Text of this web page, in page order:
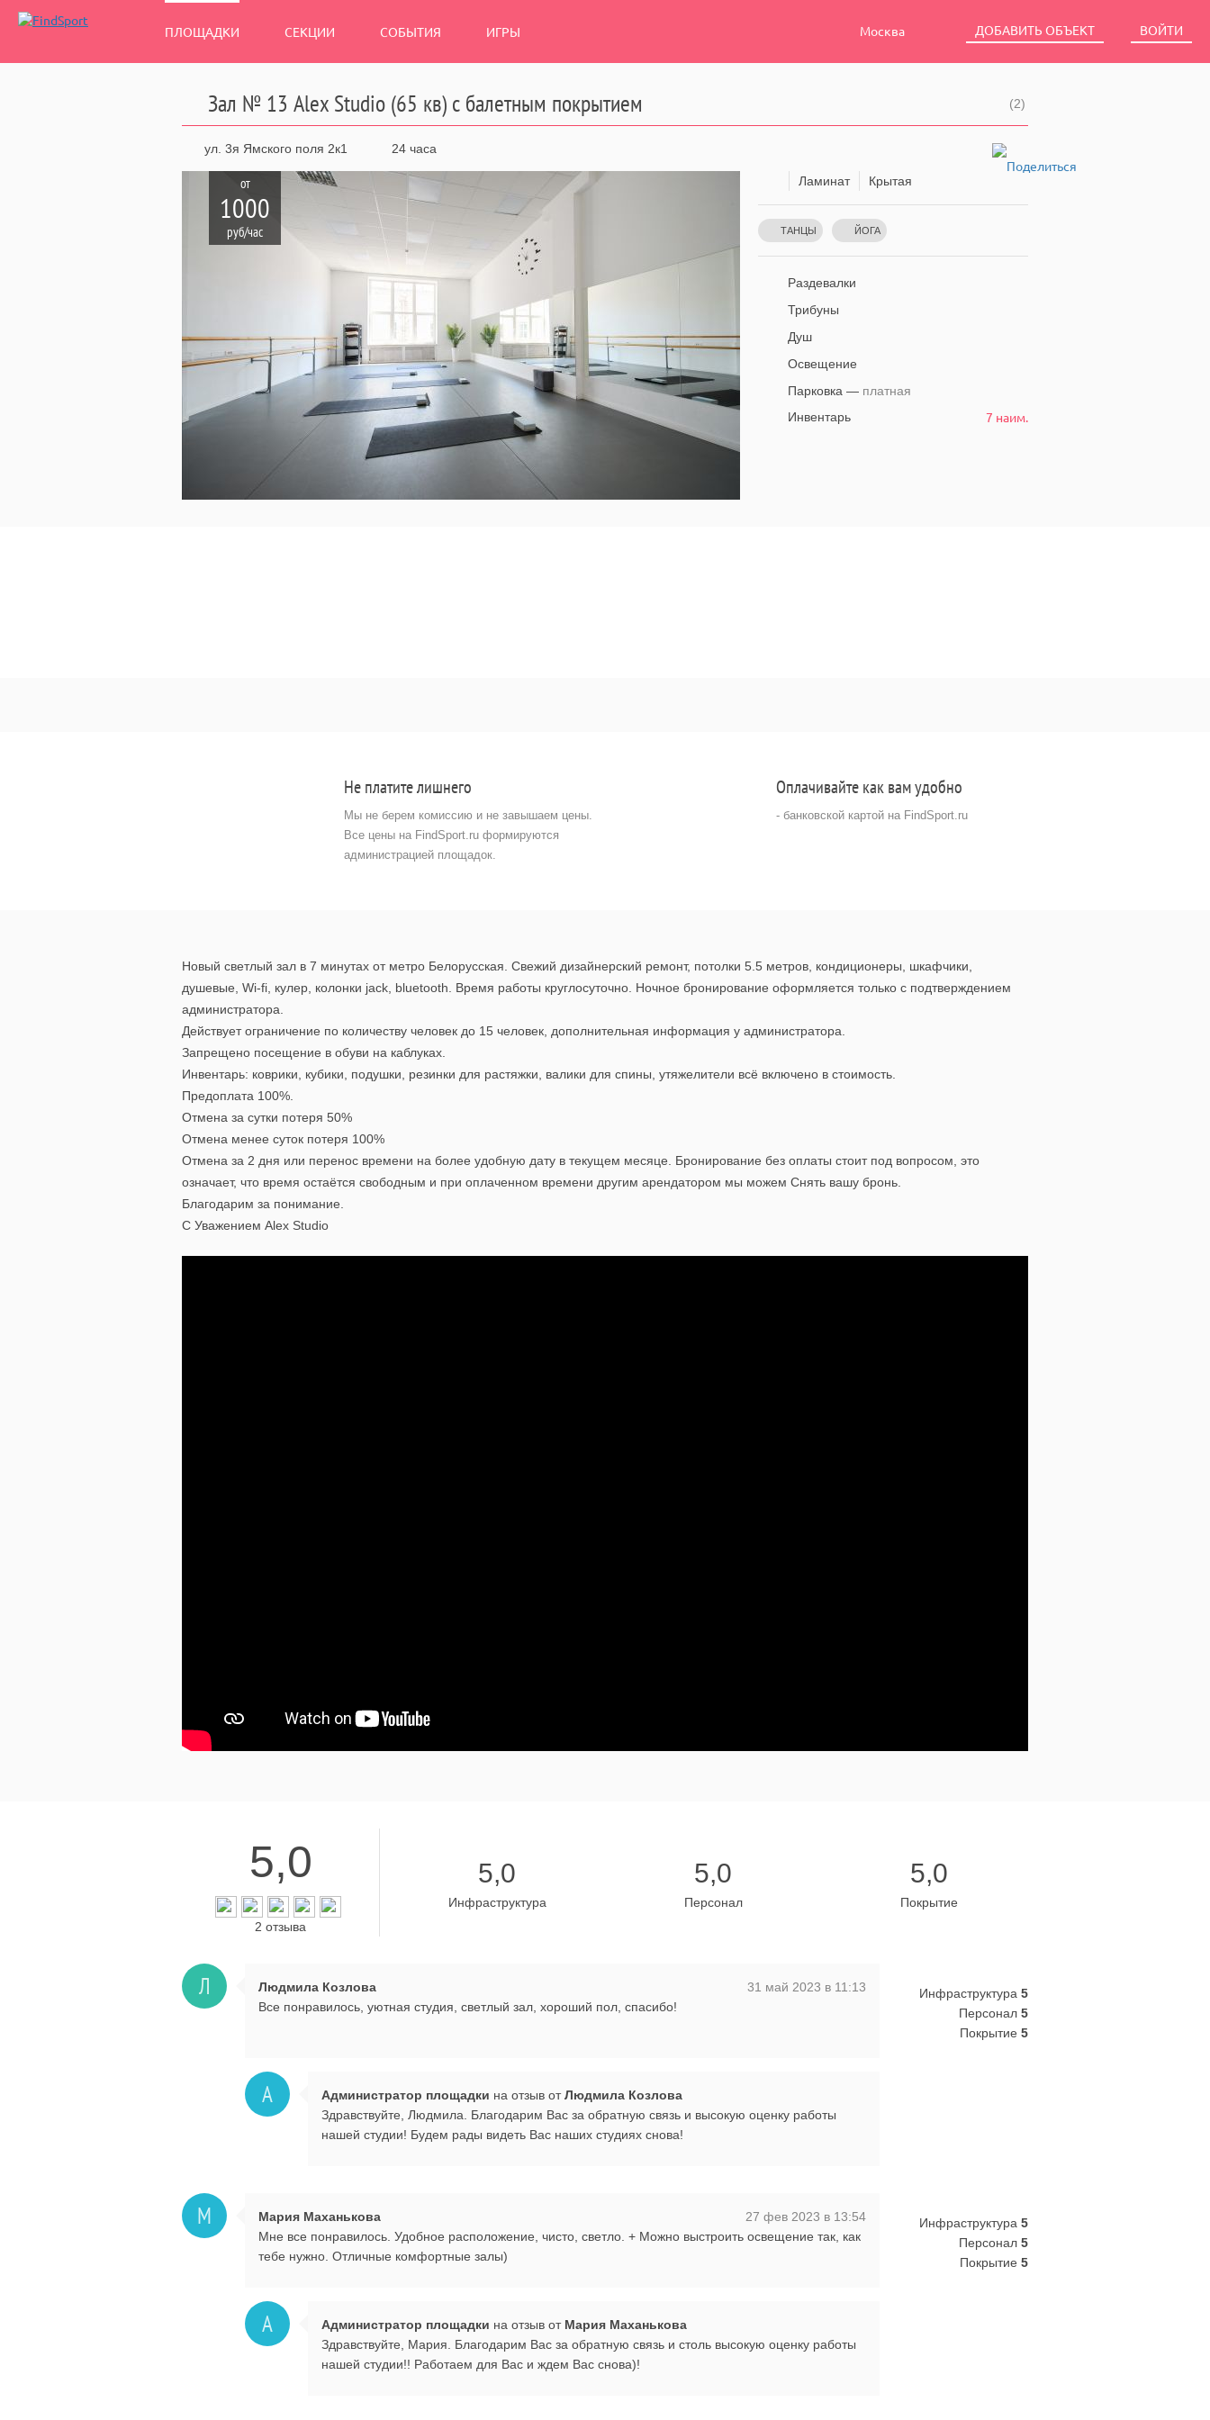
ПЛОЩАДКИ СЕКЦИИ СОБЫТИЯ ИГРЫ Москва ДОБАВИТЬ ОБЪЕКТ ВОЙТИ
Зал № 13 Alex Studio (65 кв) с балетным покрытием (2)
ул. 3я Ямского поля 2к1 24 часа
от
1000
руб/час
Ламинат Крытая
ТАНЦЫ ЙОГА
Раздевалки
Трибуны
Душ
Освещение
Парковка — платная
Инвентарь
7 наим.
Не платите лишнего
Мы не берем комиссию и не завышаем цены.
Все цены на FindSport.ru формируются
администрацией площадок.
Оплачивайте как вам удобно
- банковской картой на FindSport.ru
Новый светлый зал в 7 минутах от метро Белорусская. Свежий дизайнерский ремонт, потолки 5.5 метров, кондиционеры, шкафчики,
душевые, Wi-fi, кулер, колонки jack, bluetooth. Время работы круглосуточно. Ночное бронирование оформляется только с подтверждением
администратора.
Действует ограничение по количеству человек до 15 человек, дополнительная информация у администратора.
Запрещено посещение в обуви на каблуках.
Инвентарь: коврики, кубики, подушки, резинки для растяжки, валики для спины, утяжелители всё включено в стоимость.
Предоплата 100%.
Отмена за сутки потеря 50%
Отмена менее суток потеря 100%
Отмена за 2 дня или перенос времени на более удобную дату в текущем месяце. Бронирование без оплаты стоит под вопросом, это
означает, что время остаётся свободным и при оплаченном времени другим арендатором мы можем Снять вашу бронь.
Благодарим за понимание.
С Уважением Alex Studio
5,0
2 отзыва
5,0
Инфраструктура
5,0
Персонал
5,0
Покрытие
Л Людмила Козлова
31 май 2023 в 11:13
Все понравилось, уютная студия, светлый зал, хороший пол, спасибо!
А Администратор площадки на отзыв отЛюдмила Козлова
Здравствуйте, Людмила. Благодарим Вас за обратную связь и высокую оценку работы
нашей студии! Будем рады видеть Вас наших студиях снова!
Инфраструктура 5
Персонал 5
Покрытие 5
М Мария Маханькова
27 фев 2023 в 13:54
Мне все понравилось. Удобное расположение, чисто, светло. + Можно выстроить освещение так, как
тебе нужно. Отличные комфортные залы)
А Администратор площадки на отзыв от Мария Маханькова
Здравствуйте, Мария. Благодарим Вас за обратную связь и столь высокую оценку работы
нашей студии!! Работаем для Вас и ждем Вас снова)!
Инфраструктура 5
Персонал 5
Покрытие 5